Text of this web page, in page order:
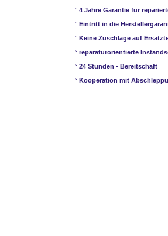
° 4 Jahre Garantie für
° Eintritt in die
° Keine Zuschläge auf
° reparaturorientierte
° 24 Stunden - Bereitschaft
° Kooperation mit